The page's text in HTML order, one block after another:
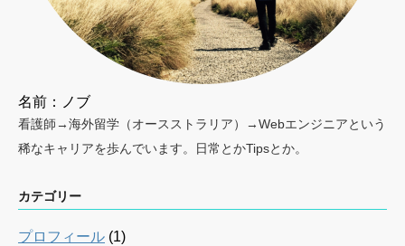
名前：ノブ
看護師→海外留学（オースストラリア）→Webエンジニアという
稀なキャリアを歩んでいます。日常とかTipsとか。
カテゴリー
プロフィール (1)